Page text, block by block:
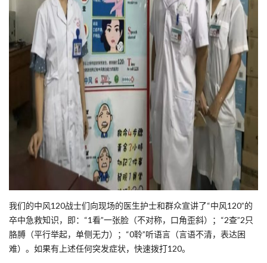
我们的中风120战士们向现场的医生护士和群众宣讲了“中风120”的
卒中急救知识，即：“1看”一张脸（不对称，口角歪斜）；“2查”2只
胳膊（平行举起，单侧无力）；“0聆”听语言（言语不清，表达困
难）。如果有上述任何突发症状，快速拨打120。